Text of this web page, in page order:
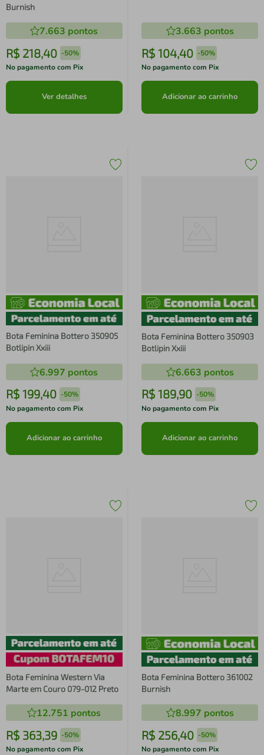
Burnish
7.663 pontos
R$ 218,40 -50%
No pagamento com Pix
Ver detalhes
3.663 pontos
R$ 104,40 -50%
No pagamento com Pix
Adicionar ao carrinho
Bota Feminina Bottero 350905
Botlipin Xxiii
6.997 pontos
R$ 199,40 -50%
No pagamento com Pix
Adicionar ao carrinho
Bota Feminina Bottero 350903
Botlipin Xxiii
6.663 pontos
R$ 189,90 -50%
No pagamento com Pix
Adicionar ao carrinho
Bota Feminina Western Via
Marte em Couro 079-012 Preto
12.751 pontos
R$ 363,39 -50%
No pagamento com Pix
Bota Feminina Bottero 361002
Burnish
8.997 pontos
R$ 256,40 -50%
No pagamento com Pix